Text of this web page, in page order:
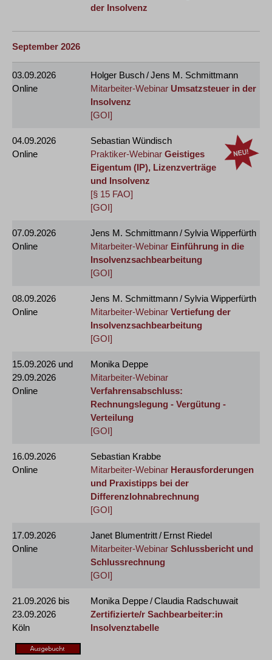
der Insolvenz
September 2026
03.09.2026
Online
Holger Busch / Jens M. Schmittmann
Mitarbeiter-Webinar Umsatzsteuer in der
Insolvenz
[GOI]
04.09.2026
Online
Sebastian Wündisch
Praktiker-Webinar Geistiges
Eigentum (IP), Lizenzverträge
und Insolvenz
[§ 15 FAO]
[GOI]
07.09.2026
Online
Jens M. Schmittmann / Sylvia Wipperfürth
Mitarbeiter-Webinar Einführung in die
Insolvenzsachbearbeitung
[GOI]
08.09.2026
Online
Jens M. Schmittmann / Sylvia Wipperfürth
Mitarbeiter-Webinar Vertiefung der
Insolvenzsachbearbeitung
[GOI]
15.09.2026 und
29.09.2026
Online
Monika Deppe
Mitarbeiter-Webinar
Verfahrensabschluss:
Rechnungslegung - Vergütung -
Verteilung
[GOI]
16.09.2026
Online
Sebastian Krabbe
Mitarbeiter-Webinar Herausforderungen
und Praxistipps bei der
Differenzlohnabrechnung
[GOI]
17.09.2026
Online
Janet Blumentritt / Ernst Riedel
Mitarbeiter-Webinar Schlussbericht und
Schlussrechnung
[GOI]
21.09.2026 bis
23.09.2026
Köln
Monika Deppe / Claudia Radschuwait
Zertifizierte/r Sachbearbeiter:in
Insolvenztabelle